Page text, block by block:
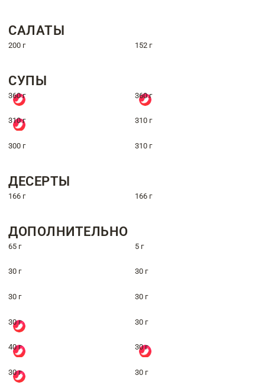
САЛАТЫ
200 г 152 г
СУПЫ
360 г 360 г
310 г 310 г
300 г 310 г
ДЕСЕРТЫ
166 г 166 г
ДОПОЛНИТЕЛЬНО
65 г 5 г
30 г 30 г
30 г 30 г
30 г 30 г
40 г 30 г
30 г 30 г